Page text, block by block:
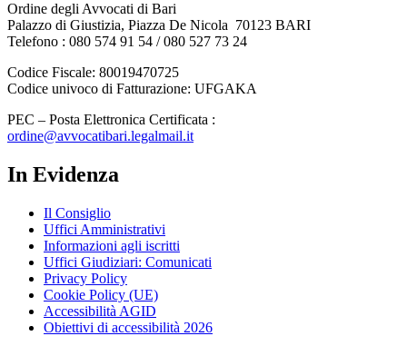
Ordine degli Avvocati di Bari
Palazzo di Giustizia, Piazza De Nicola 70123 BARI
Telefono : 080 574 91 54 / 080 527 73 24
Codice Fiscale: 80019470725
Codice univoco di Fatturazione: UFGAKA
PEC – Posta Elettronica Certificata :
ordine@avvocatibari.legalmail.it
In Evidenza
Il Consiglio
Uffici Amministrativi
Informazioni agli iscritti
Uffici Giudiziari: Comunicati
Privacy Policy
Cookie Policy (UE)
Accessibilità AGID
Obiettivi di accessibilità 2026